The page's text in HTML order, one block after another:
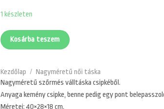
6690 Ft.
1 készleten
Kosárba teszem
Kezdőlap / Nagyméretű női táska
Nagyméretű szőrmés válltáska csipkéből.
Anyaga kemény csipke, benne pedig egy pont
Méretei: 40×28×18 cm.